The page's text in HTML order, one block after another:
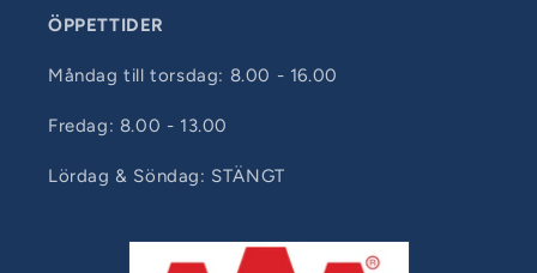
ÖPPETTIDER
Måndag till torsdag: 8.00 - 16.00
Fredag: 8.00 - 13.00
Lördag & Söndag: STÄNGT